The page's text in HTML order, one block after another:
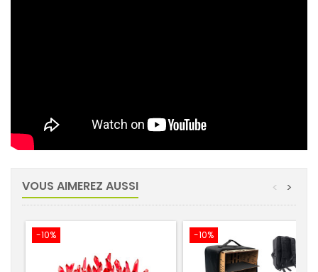
VOUS AIMEREZ AUSSI >
<
-10% -10%